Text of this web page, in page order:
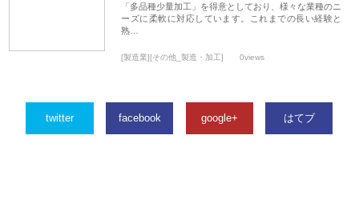
「多品種少量加工」を得意としており、様々な業種のニ
ーズに柔軟に対応しています。これまでの長い経験と
熟…
[製造業][その他_製造・加工] 0views
twitter facebook google+ はてブ